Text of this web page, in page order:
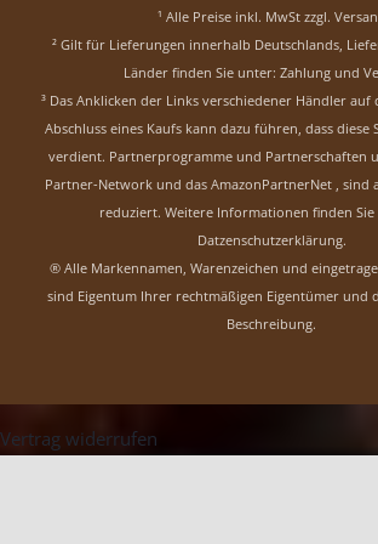
¹ Alle Preise inkl. MwSt zzgl.
² Gilt für Lieferungen innerhalb Deutschlands,
Länder finden Sie unter: Zahlung und
³ Das Anklicken der Links verschiedener Händler auf
Abschluss eines Kaufs kann dazu führen, dass diese
verdient. Partnerprogramme und Partnerschaften
Partner-Network und das AmazonPartnerNet , sind
reduziert. Weitere Informationen finden
Datzenschutzerklärung.
® Alle Markennamen, Warenzeichen und
sind Eigentum Ihrer rechtmäßigen Eigentümer und
Beschreibung.
Vertrag widerrufen